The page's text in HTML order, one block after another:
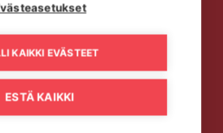
KAIKKI EVÄSTEET
ESTÄ KAIKKI